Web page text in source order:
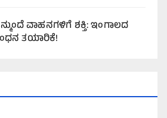
ವಾಹನಗಳಿಗೆ ಶಕ್ತಿ: ಇಂಗಾಲದ
ತಯಾರಿಕೆ!